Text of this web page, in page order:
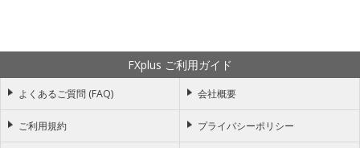
FXplus ご利用ガイド
よくあるご質問 (FAQ) 会社概要
ご利用規約 プライバシーポリシー